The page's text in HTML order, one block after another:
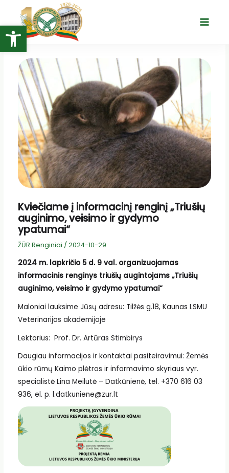
Open toolbar
turinio
Main
Kviečiame į informacinį renginį „Triušių
auginimo, veisimo ir gydymo
ypatumai“
ŽŪR Renginiai / 2024-10-29
2024 m. lapkričio 5 d. 9 val. organizuojamas
informacinis renginys triušių augintojams „Triušių
auginimo, veisimo ir gydymo ypatumai“
Maloniai lauksime Jūsų adresu: Tilžės g.18, Kaunas LSMU
Veterinarijos akademijoje
Lektorius: Prof. Dr. Artūras Stimbirys
Daugiau informacijos ir kontaktai pasiteiravimui: Žemės
ūkio rūmų Kaimo plėtros ir informavimo skyriaus vyr.
specialistė Lina Meilutė – Datkūnienė, tel. +370 616 03
936, el. p. l.datkuniene@zur.lt